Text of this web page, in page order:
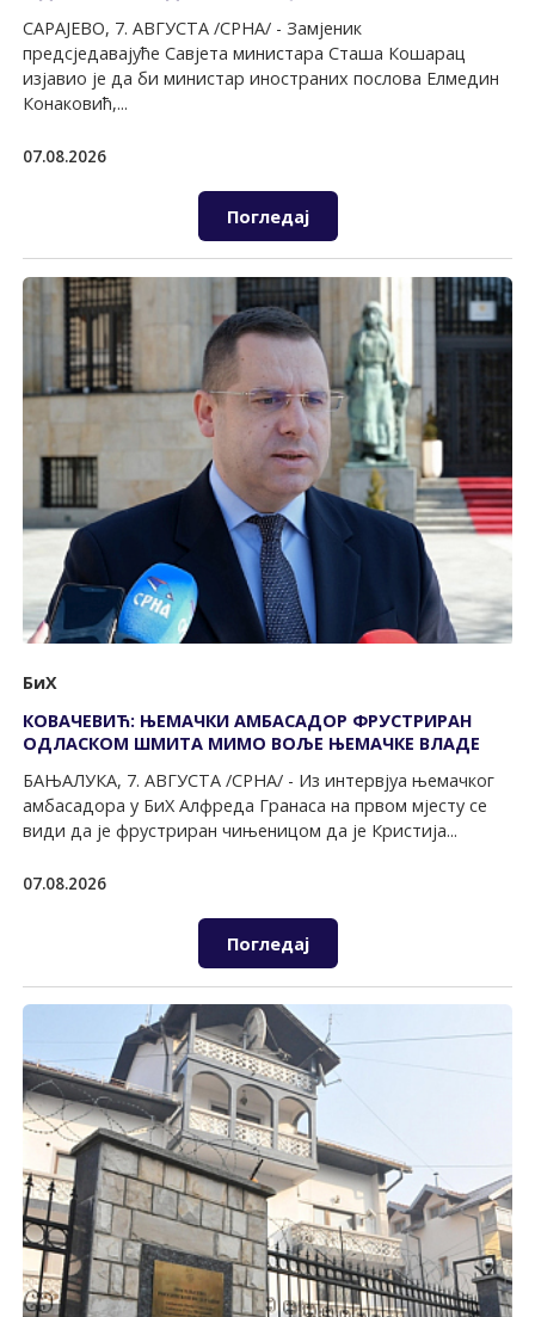
САРАЈЕВО, 7. АВГУСТА /СРНА/ - Замјеник
предсједавајуће Савјета министара Сташа Кошарац
изјавио је да би министар иностраних послова Елмедин
Конаковић,...
07.08.2026
Погледај
БиХ
КОВАЧЕВИЋ: ЊЕМАЧКИ АМБАСАДОР ФРУСТРИРАН
ОДЛАСКОМ ШМИТА МИМО ВОЉЕ ЊЕМАЧКЕ ВЛАДЕ
БАЊАЛУКА, 7. АВГУСТА /СРНА/ - Из интервјуа њемачког
амбасадора у БиХ Алфреда Гранаса на првом мјесту се
види да је фрустриран чињеницом да је Кристија...
07.08.2026
Погледај